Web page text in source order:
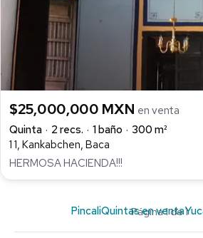
$25,000,000 MXN en venta
Quinta
2 recs. 1 baño
300 m²
1 1, Kankabchen, Baca
HERMOSA HACIENDA!!!
Página 1 de 1
PincaliQuintas en venta